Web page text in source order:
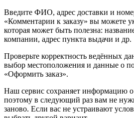
Введите ФИО, адрес доставки и
«Комментарии к заказу» вы можете
которая может быть полезна:
компании, адрес пункта выдачи и др.
Проверьте корректность ведённых
выбор местоположения и данные о
«Оформить заказ».
Наш сервис сохраняет информацию о
поэтому в следующий раз вам не
заново. Если вас не устраивают